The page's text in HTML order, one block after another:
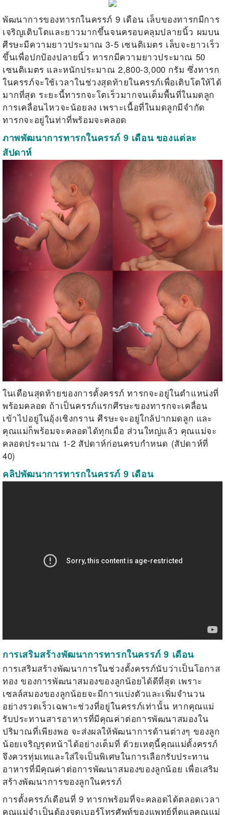
พัฒนาการของทารกในครรภ์ 9 เดือน เล็บของทารกมีการ
เจริญเติบโตและยาวมากขึ้นจนครอบคลุมปลายนิ้ว ผมบน
ศีรษะมีความยาวประมาณ 3-5 เซนติเมตร เล็บจะยาวเร็ว
ขึ้นเพื่อปกป้องปลายนิ้วทารกมีความยาวประมาณ 50
เซนติเมตร และหนักประมาณ 2,800-3,000 กรัม ซึ่งทารก
ในครรภ์จะใช้เวลาในช่วงสุดท้ายในครรภ์เพื่อเติบโตให้ได้
มากที่สุด ระยะนี้ทารกจะโตเร็วมากจนเต็มพื้นที่ในมดลูก
การเคลื่อนไหวจะน้อยลง เพราะเนื้อที่ในมดลูกมีจำกัด
ทารกจะอยู่ในท่าที่พร้อมจะคลอด
ภาพพัฒนาการทารกในครรภ์ 9 เดือน ของแต่ละ
สัปดาห์
ในเดือนสุดท้ายของการตั้งครรภ์ ทารกจะอยู่ในตำแหน่งที่
พร้อมคลอด ถ้าเป็นครรภ์แรกศีรษะของทารกจะเคลื่อน
เข้าไปอยู่ในอุ้งเชิงกราน ศีรษะจะอยู่ใกล้ปากมดลูก และ
คุณแม่ก็พร้อมจะคลอดได้ทุกเมื่อ ส่วนใหญ่แล้ว คุณแม่จะ
คลอดประมาณ 1-2 สัปดาห์ก่อนครบกำหนด (สัปดาห์ที่
40)
คลิปพัฒนาการทารกในครรภ์ 9 เดือน
การเสริมสร้างพัฒนาการทารกในครรภ์ 9 เดือน
การเสริมสร้างพัฒนาการในช่วงตั้งครรภ์นับว่าเป็นโอกาส
ทอง ของการพัฒนาสมองของลูกน้อยได้ดีที่สุด เพราะ
เซลล์สมองของลูกน้อยจะมีการแบ่งตัวและเพิ่มจำนวน
อย่างรวดเร็วเฉพาะช่วงที่อยู่ในครรภ์เท่านั้น หากคุณแม่
รับประทานสารอาหารที่มีคุณค่าต่อการพัฒนาสมองใน
ปริมาณที่เพียงพอ จะส่งผลให้พัฒนาการด้านต่างๆ ของลูก
น้อยเจริญรุดหน้าได้อย่างเต็มที่ ด้วยเหตุนี้คุณแม่ตั้งครรภ์
จึงควรทุ่มเทและใส่ใจเป็นพิเศษในการเลือกรับประทาน
อาหารที่มีคุณค่าต่อการพัฒนาสมองของลูกน้อย เพื่อเสริม
สร้างพัฒนาการของลูกในครรภ์
การตั้งครรภ์เดือนที่ 9 ทารกพร้อมที่จะคลอดได้ตลอดเวลา
คุณแม่จำเป็นต้องจดเบอร์โทรศัพท์ของแพทย์ที่ดูแลคุณแม่